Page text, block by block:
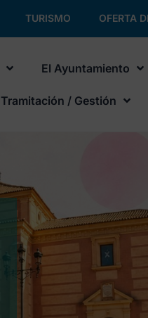
TURISMO OFERTA
El Ayuntamiento
Tramitación / Gestión